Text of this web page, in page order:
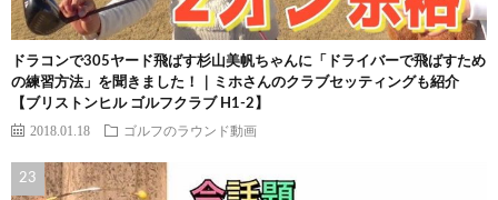
ドラコンで305ヤード飛ばす杉山美帆ちゃんに「ドライバーで飛ばすため
の練習方法」を聞きました！｜ミホさんのクラブセッティングも紹介
【ブリストンヒル ゴルフクラブ H1-2】
2018.01.18 ゴルフのラウンド動画